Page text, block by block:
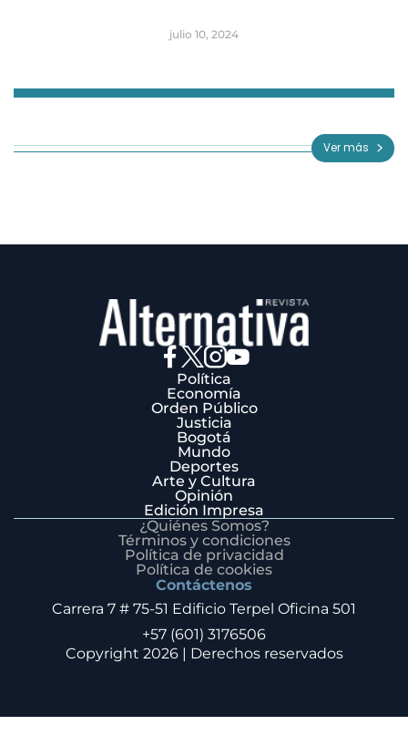
julio 10, 2024
3
Ver más
Política
Economía
Orden Público
Justicia
Bogotá
Mundo
Deportes
Arte y Cultura
Opinión
Edición Impresa
¿Quiénes Somos?
Términos y condiciones
Política de privacidad
Política de cookies
Contáctenos
Carrera 7 # 75-51 Edificio Terpel Oficina 501
+57 (601) 3176506
Copyright 2026 | Derechos reservados